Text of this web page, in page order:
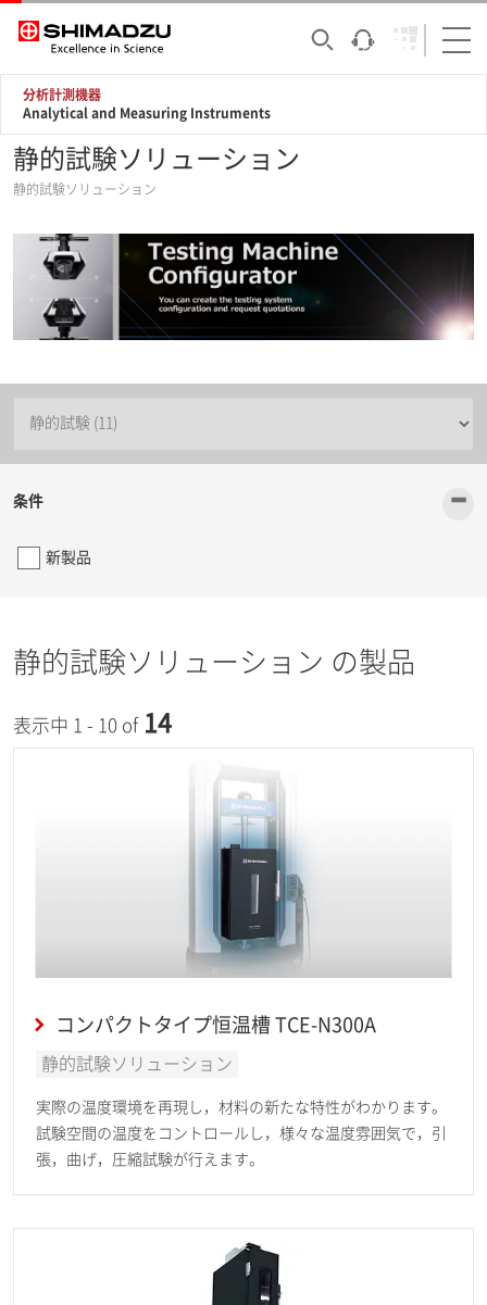
分析計測機器
Analytical and Measuring Instruments
静的試験ソリューション
静的試験ソリューション
条件 -
新製品
静的試験ソリューション の製品
表示中 1 - 10 of 14
コンパクトタイプ恒温槽 TCE-N300A
静的試験ソリューション
実際の温度環境を再現し，材料の新たな特性がわかります。
試験空間の温度をコントロールし，様々な温度雰囲気で，引
張，曲げ，圧縮試験が行えます。